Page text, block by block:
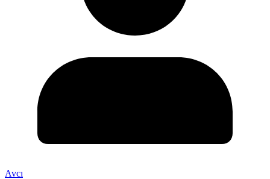
Avcı